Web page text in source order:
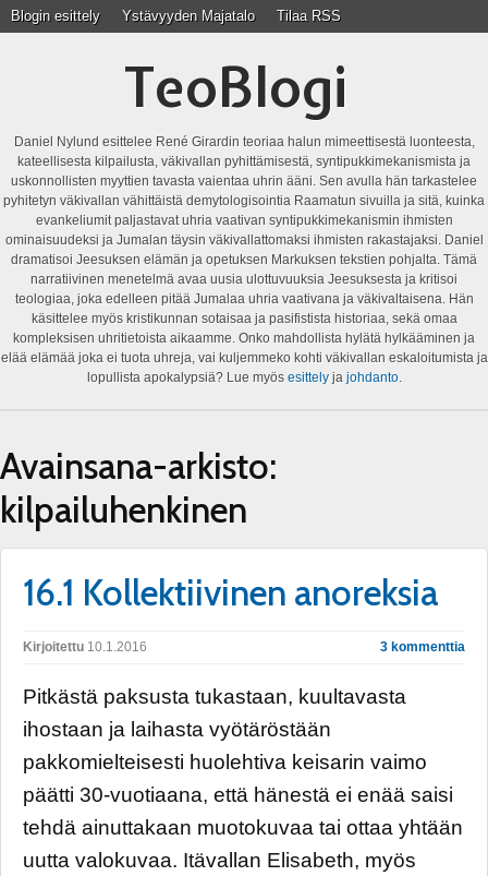
Blogin esittely Ystävyyden Majatalo Tilaa RSS
TeoBlogi
Daniel Nylund esittelee René Girardin teoriaa halun mimeettisestä luonteesta,
kateellisesta kilpailusta, väkivallan pyhittämisestä, syntipukkimekanismista ja
uskonnollisten myyttien tavasta vaientaa uhrin ääni. Sen avulla hän tarkastelee
pyhitetyn väkivallan vähittäistä demytologisointia Raamatun sivuilla ja sitä, kuinka
evankeliumit paljastavat uhria vaativan syntipukkimekanismin ihmisten
ominaisuudeksi ja Jumalan täysin väkivallattomaksi ihmisten rakastajaksi. Daniel
dramatisoi Jeesuksen elämän ja opetuksen Markuksen tekstien pohjalta. Tämä
narratiivinen menetelmä avaa uusia ulottuvuuksia Jeesuksesta ja kritisoi
teologiaa, joka edelleen pitää Jumalaa uhria vaativana ja väkivaltaisena. Hän
käsittelee myös kristikunnan sotaisaa ja pasifistista historiaa, sekä omaa
kompleksisen uhritietoista aikaamme. Onko mahdollista hylätä hylkääminen ja
elää elämää joka ei tuota uhreja, vai kuljemmeko kohti väkivallan eskaloitumista ja
lopullista apokalypsiä? Lue myös esittelyja johdanto.
Avainsana-arkisto:
kilpailuhenkinen
16.1 Kollektiivinen anoreksia
Kirjoitettu 10.1.2016 3 kommenttia
Pitkästä paksusta tukastaan, kuultavasta
ihostaan ja laihasta vyötäröstään
pakkomielteisesti huolehtiva keisarin vaimo
päätti 30-vuotiaana, että hänestä ei enää saisi
tehdä ainuttakaan muotokuvaa tai ottaa yhtään
uutta valokuvaa. Itävallan Elisabeth, myös